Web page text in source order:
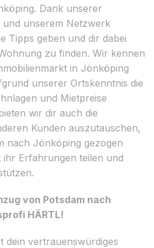
Dank unserer
unserem Netzwerk
Tipps geben und dir dabei
zu finden. Wir kennen
in Jönköping
unserer Ortskenntnis die
und Mietpreise
wir dir auch die
Kunden auszutauschen,
nach Jönköping gezogen
ihr Erfahrungen teilen und
von Potsdam nach
HÄRTL!
dein vertrauenswürdiges